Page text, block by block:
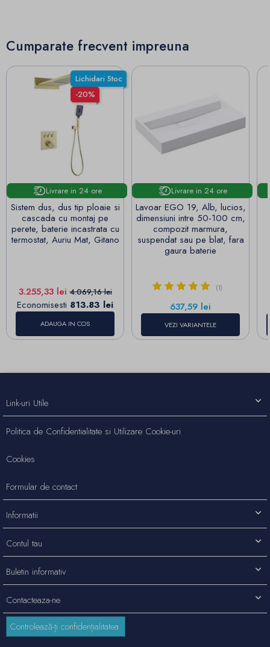
Cumparate frecvent impreuna
Lichidari Stoc
-20%
Livrare in 24 ore
Sistem dus, dus tip ploaie si
cascada cu montaj pe
perete, baterie incastrata cu
termostat, Auriu Mat, Gitano
Pret
3.255,33 leiPret de baza
4.069,16 lei
Economisesti 813.83 lei
ADAUGA IN COS
Livrare in 24 ore
Lavoar EGO 19, Alb, lucios,
dimensiuni intre 50-100 cm,
compozit marmura,
suspendat sau pe blat, fara
gaura baterie
(1)
Pret
637,59 lei
VEZI VARIANTELE
Contacteaza-ne
Link-uri Utile
Politica de Confidentialitate si Utilizare Cookie-uri
Cookies
Formular de contact
Informatii
Contul tau
Buletin informativ
Controlează-ți confidențialitatea